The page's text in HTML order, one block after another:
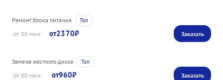
Ремонт блока питания
30
2370
Замена жесткого диска
80
960